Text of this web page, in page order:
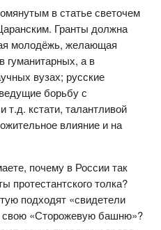
в статье светочем
Гранты должна
молодёжь, желающая
гуманитарных, а в
вузах; русские
борьбу с
т.д. кстати, талантливой
влияние и на
почему в России так
протестантского толка?
подходят «свидетели
свою «Сторожевую башню»?